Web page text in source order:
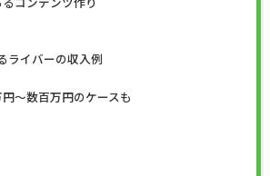
ライバーの収入例
〜数百万円のケースも